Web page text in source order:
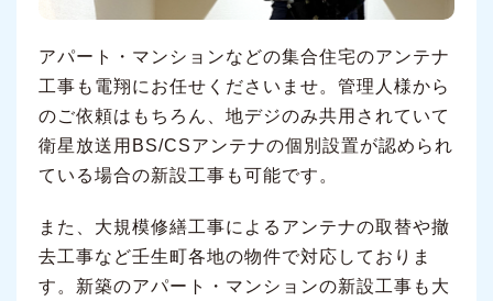
アパート・マンションなどの集合住宅のアンテナ
工事も電翔にお任せくださいませ。管理人様から
のご依頼はもちろん、地デジのみ共用されていて
衛星放送用BS/CSアンテナの個別設置が認められ
ている場合の新設工事も可能です。
また、大規模修繕工事によるアンテナの取替や撤
去工事など壬生町各地の物件で対応しておりま
す。新築のアパート・マンションの新設工事も大